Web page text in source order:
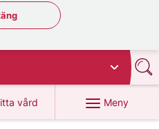
regionsväljaren
vård
på 1177.se
Meny